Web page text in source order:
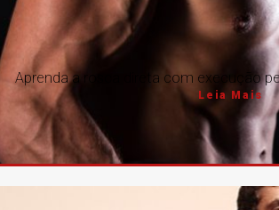
Aprenda a rosca direta com execução
Leia Mais